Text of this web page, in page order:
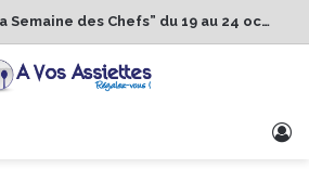
1er Édition de “La Semaine des Chefs” du 19 au 24 octobre 2026